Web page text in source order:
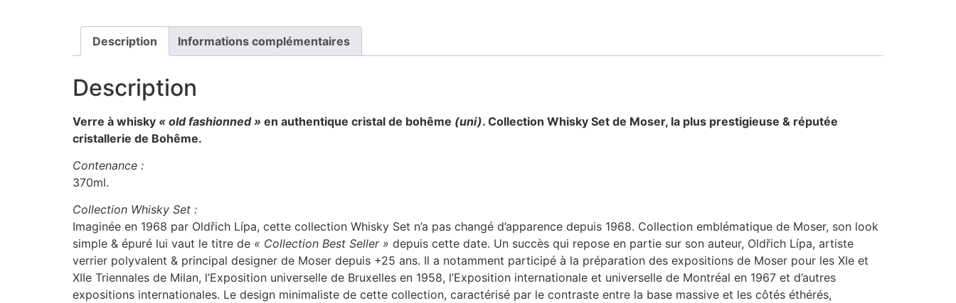
Description Informations complémentaires
Description
Verre à whisky « old fashionned » en authentique cristal de bohême (uni). Collection Whisky Set de Moser, la plus prestigieuse & réputée
cristallerie de Bohême.
Contenance :
370ml.
Collection Whisky Set :
Imaginée en 1968 par Oldřich Lípa, cette collection Whisky Set n’a pas changé d’apparence depuis 1968. Collection emblématique de Moser, son look
simple & épuré lui vaut le titre de « Collection Best Seller » depuis cette date. Un succès qui repose en partie sur son auteur, Oldřich Lípa, artiste
verrier polyvalent & principal designer de Moser depuis +25 ans. Il a notamment participé à la préparation des expositions de Moser pour les XIe et
XIIe Triennales de Milan, l’Exposition universelle de Bruxelles en 1958, l’Exposition internationale et universelle de Montréal en 1967 et d’autres
expositions internationales. Le design minimaliste de cette collection, caractérisé par le contraste entre la base massive et les côtés éthérés,